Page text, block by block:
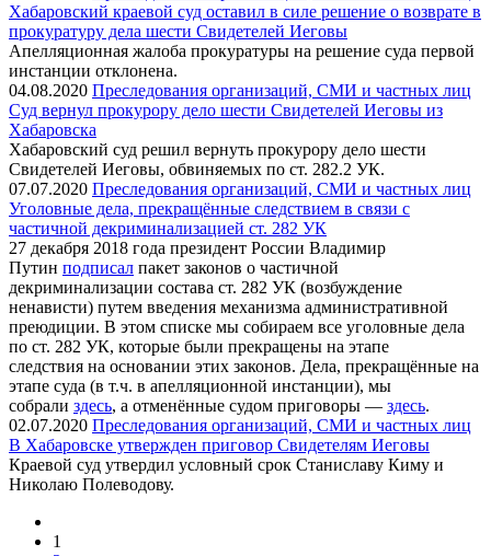
Хабаровский краевой суд оставил в силе решение о возврате в
прокуратуру дела шести Свидетелей Иеговы
Апелляционная жалоба прокуратуры на решение суда первой
инстанции отклонена.
04.08.2020 Преследования организаций, СМИ и частных лиц
Суд вернул прокурору дело шести Свидетелей Иеговы из
Хабаровска
Хабаровский суд решил вернуть прокурору дело шести
Свидетелей Иеговы, обвиняемых по ст. 282.2 УК.
07.07.2020 Преследования организаций, СМИ и частных лиц
Уголовные дела, прекращённые следствием в связи с
частичной декриминализацией ст. 282 УК
27 декабря 2018 года президент России Владимир
Путин подписал пакет законов о частичной
декриминализации состава ст. 282 УК (возбуждение
ненависти) путем введения механизма административной
преюдиции. В этом списке мы собираем все уголовные дела
по ст. 282 УК, которые были прекращены на этапе
следствия на основании этих законов. Дела, прекращённые на
этапе суда (в т.ч. в апелляционной инстанции), мы
собрали здесь, а отменённые судом приговоры — здесь.
02.07.2020 Преследования организаций, СМИ и частных лиц
В Хабаровске утвержден приговор Свидетелям Иеговы
Краевой суд утвердил условный срок Станиславу Киму и
Николаю Полеводову.
1